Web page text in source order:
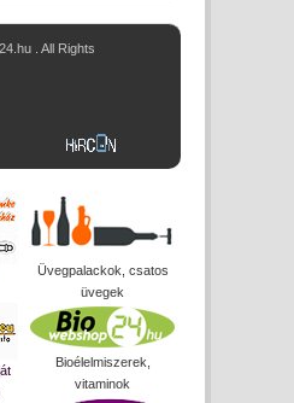
. All Rights
Üvegpalackok, csatos
üvegek
Bioélelmiszerek,
vitaminok